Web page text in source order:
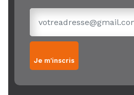
Je m'inscris